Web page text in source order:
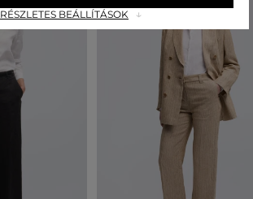
RÉSZLETES BEÁLLÍTÁSOK